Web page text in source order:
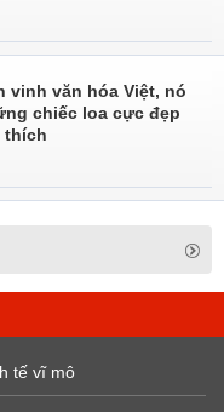
vinh văn hóa Việt, nó
chiếc loa cực đẹp
thích
tế vĩ mô